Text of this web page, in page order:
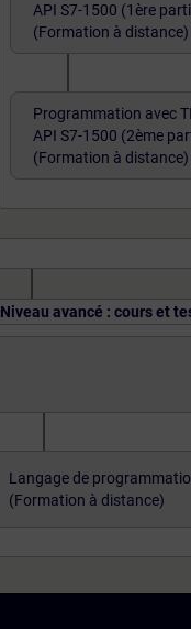
API S7-1500 (1ère
(Formation à distance)
Programmation avec
API S7-1500 (2ème
(Formation à distance)
Niveau avancé : cours et
Langage de
(Formation à distance)